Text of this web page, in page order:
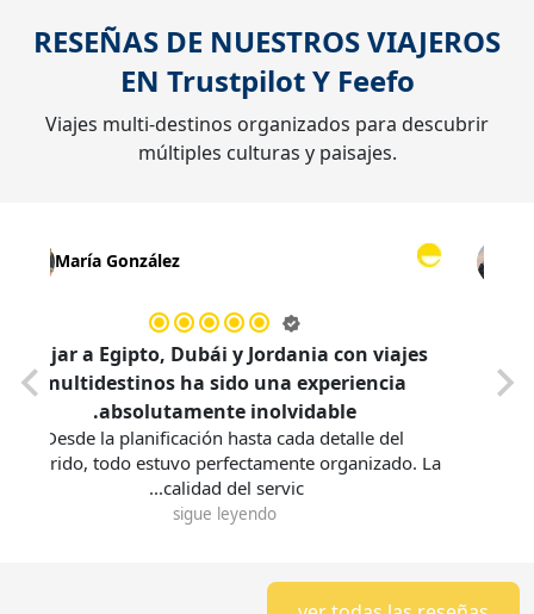
RESEÑAS DE NUESTROS VIAJEROS
EN TrustpilotY Feefo
Viajes multi-destinos organizados para descubrir
múltiples culturas y paisajes.
María González
Viajar a Egipto, Dubái y Jordania con viajes
multidestinos ha sido una experiencia
absolutamente inolvidable.
Desde la planificación hasta cada detalle del
recorrido, todo estuvo perfectamente organizado.
calidad del servic...
sigue leyendo
la